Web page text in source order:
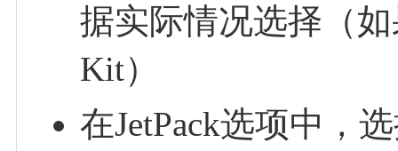
据实际情况选择（
Kit）
在JetPack选项中，